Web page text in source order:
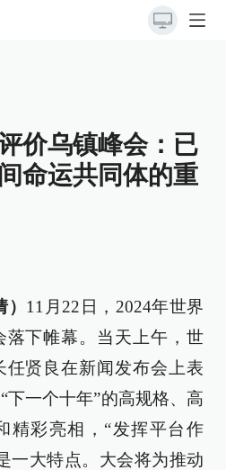
价乌镇峰会：已
命运共同体的重
11月22日，2024年世界
落下帷幕。当天上午，世
贤良在新闻发布会上表
下一个十年”的高规格、高
精彩亮相，“发挥平台作
一大特点。大会将为推动